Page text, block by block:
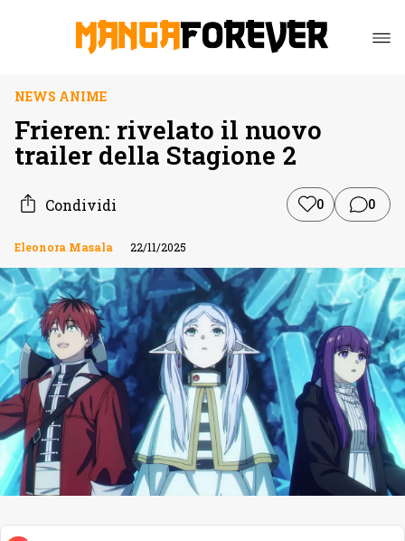
NEWS ANIME
Frieren: rivelato il nuovo
trailer della Stagione 2
Condividi 0 0
Eleonora Masala 22/11/2025